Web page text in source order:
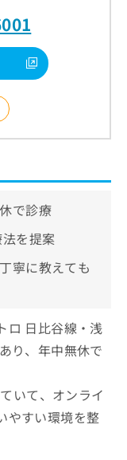
で診療
を提案
寧に教えても
ロ 日比谷線・浅
り、年中無休で
いて、オンライ
やすい環境を整